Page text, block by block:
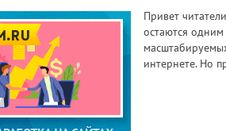
Привет
остаются
интернете. Но